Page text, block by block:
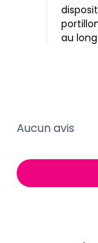
au
Aucun avis